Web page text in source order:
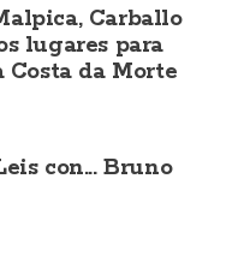
Carballo
lugares para
da Morte
con... Bruno